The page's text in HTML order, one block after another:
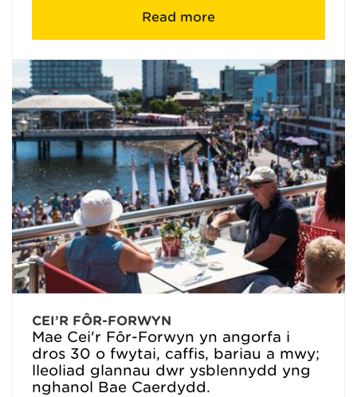
Read more
CEI’R FÔR-FORWYN
Mae Cei'r Fôr-Forwyn yn angorfa i
dros 30 o fwytai, caffis, bariau a mwy;
lleoliad glannau dŵr ysblennydd yng
nghanol Bae Caerdydd.